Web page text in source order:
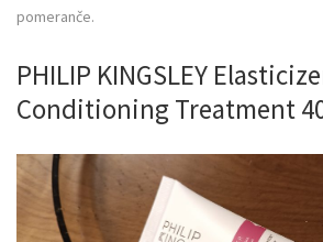
pomeranče.
PHILIP KINGSLEY
Conditioning Treatment